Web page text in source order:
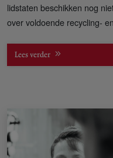
lidstaten beschikken nog
over voldoende recycling- en
Nederlandse afvalcentrales
kunnen deze reststromen
Europa wordt gestort en zo
aanzienlijke methaanemissies
veroorzaken.
Lees verder